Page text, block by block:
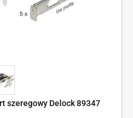
szeregowy Delock 89347